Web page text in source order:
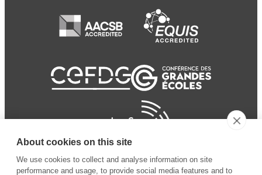
About cookies on this site
We use cookies to collect and analyse information on site
performance and usage, to provide social media features and to